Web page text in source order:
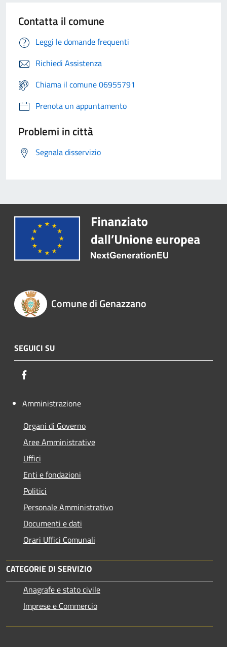
Contatta il comune
Leggi le domande frequenti
Richiedi Assistenza
Chiama il comune 06955791
Prenota un appuntamento
Problemi in città
Segnala disservizio
Comune di Genazzano
SEGUICI SU
Amministrazione
Organi di Governo
Aree Amministrative
Uffici
Enti e fondazioni
Politici
Personale Amministrativo
Documenti e dati
Orari Uffici Comunali
CATEGORIE DI SERVIZIO
Anagrafe e stato civile
Imprese e Commercio